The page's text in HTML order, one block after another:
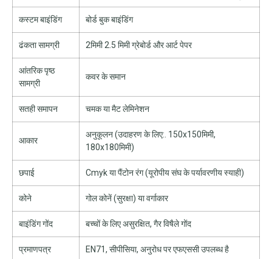
कस्टम बाइंडिंग बोर्ड बुक बाइंडिंग
ढंकता सामग्री 2मिमी 2.5 मिमी ग्रेबोर्ड और आर्ट पेपर
आंतरिक पृष्ठ
सामग्री
कवर के समान
सतही समापन चमक या मैट लेमिनेशन
आकार
अनुकूलन (उदाहरण के लिए:. 150x150मिमी,
180x180मिमी)
छपाई Cmyk या पैंटोन रंग (यूरोपीय संघ के पर्यावरणीय स्याही)
कोने गोल कोनें (सुरक्षा) या वर्गाकार
बाइंडिंग गोंद बच्चों के लिए असुरक्षित, गैर विषैले गोंद
प्रमाणपत्र EN71, सीपीसिया, अनुरोध पर एफएससी उपलब्ध है